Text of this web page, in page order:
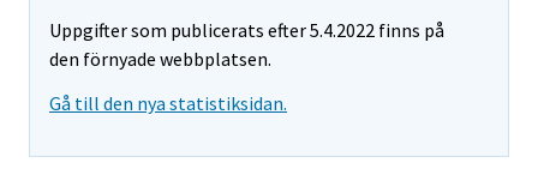
Uppgifter som publicerats efter 5.4.2022 finns på
den förnyade webbplatsen.
Gå till den nya statistiksidan.